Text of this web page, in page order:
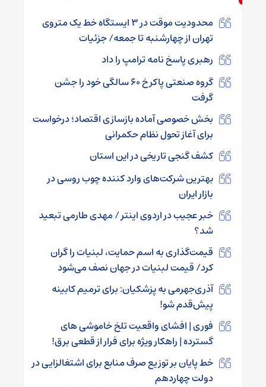
محدودیت موقت در ۳ ایستگاه خط یک متروی
تهران از چهارشنبه تا جمعه/ جزئیات
رهبری پاسخ نامه ترامپ را داد
گروه صنعتی پاکرخ ۶۰ سالگی خود را جشن
گرفت
بخش خصوصی آماده بازسازی اقتصاد؛ درخواست
برای آغاز تحول نظام حکمرانی
کشف گنجی تاریخی در این استان
بهترین شرکت‌های وارد کننده چوب روسی در
بازار ایران
خبر عجیب در اردوی اینتر / مهدی طارمی تبعید
شد؟
قیمت‌گذاری به اسم حمایت، لبنیات را گران
کرد/ قیمت لبنیات در جهان نصف می‌شود
آذری‌جهرمی به پزشکیان: برای ترمیم کابینه
پیش‌قدم شو!
فوری | افشای واقعیت تلخ خاموشی‌ های
گسترده | راهکار ویژه برای فرار از قطعی برق!
خط پایان بر توزیع صرف منابع برای اشتغالزایی در
دولت چهاردهم